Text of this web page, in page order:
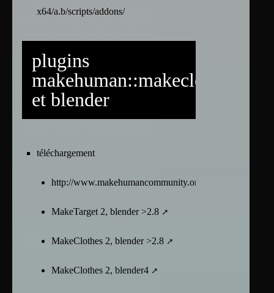
x64/a.b/scripts/addons/
plugins
makehuman::makeclothes
et blender
téléchargement
http://www.makehumancommunity.org/content/
MakeTarget 2, blender >2.8
MakeClothes 2, blender >2.8
MakeClothes 2, blender4